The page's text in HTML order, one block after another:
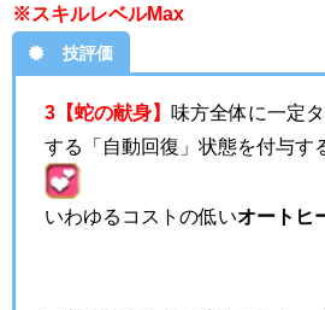
※スキルレベルMax
技評価
3【蛇の献身】 味方全体に一定
する「自動回復」状態を付与す
いわゆるコストの低いオートヒ